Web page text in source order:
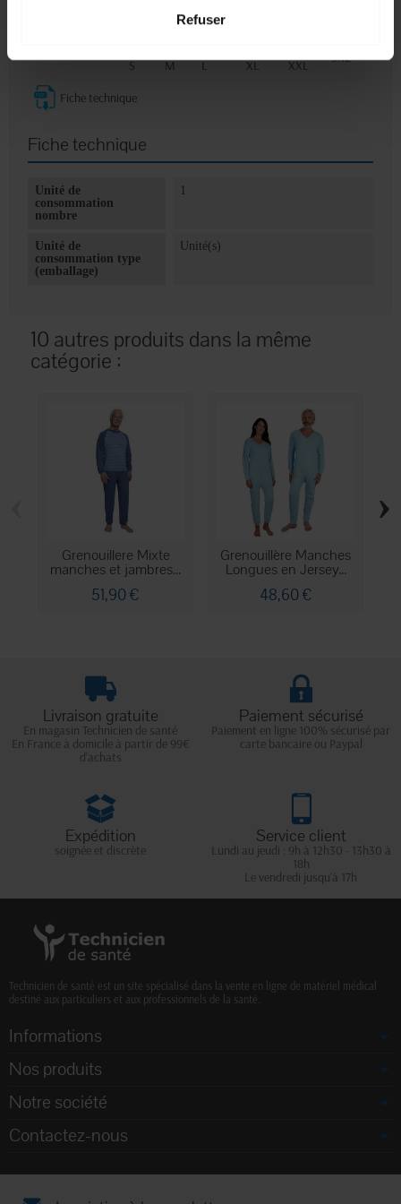
Refuser
90 /
S
M L XL XXL 3XL
Fiche technique
Fiche technique
Unité de
consommation
nombre
Unité de
consommation type
(emballage)
Unité(s)
10 autres produits dans la même
catégorie :
Grenouillere Mixte
manches et jambres...
51,90 €
Grenouillère Manches
Longues en Jersey...
48,60 €
›
Livraison gratuite
En magasin Technicien de santé
En France à domicile à partir de 99€
d'achats
Paiement sécurisé
Paiement en ligne 100% sécurisé par
carte bancaire ou Paypal
Expédition
soignée et discrète
Service client
Lundi au jeudi : 9h à 12h30 - 13h30 à
18h
Le vendredi jusqu'à 17h
Technicien de santé est un site spécialisé dans la vente en ligne de matériel médical
destiné aux particuliers et aux professionnels de la santé.
Informations
Nos produits
Notre société
Contactez-nous